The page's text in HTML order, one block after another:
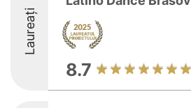
Laureați
8.7